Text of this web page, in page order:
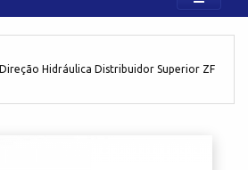
Hidráulica Distribuidor Superior ZF